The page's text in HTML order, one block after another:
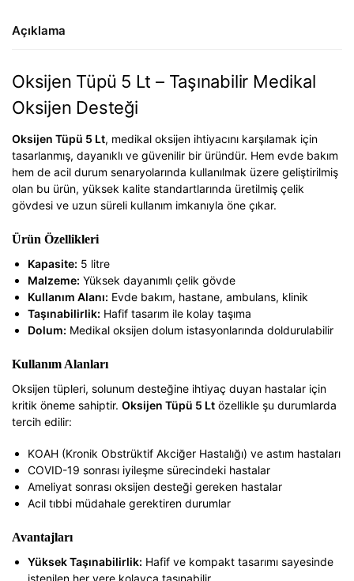
Açıklama
Oksijen Tüpü 5 Lt – Taşınabilir Medikal
Oksijen Desteği
Oksijen Tüpü 5 Lt, medikal oksijen ihtiyacını karşılamak için
tasarlanmış, dayanıklı ve güvenilir bir üründür. Hem evde bakım
hem de acil durum senaryolarında kullanılmak üzere geliştirilmiş
olan bu ürün, yüksek kalite standartlarında üretilmiş çelik
gövdesi ve uzun süreli kullanım imkanıyla öne çıkar.
Ürün Özellikleri
Kapasite: 5 litre
Malzeme: Yüksek dayanımlı çelik gövde
Kullanım Alanı: Evde bakım, hastane, ambulans, klinik
Taşınabilirlik: Hafif tasarım ile kolay taşıma
Dolum: Medikal oksijen dolum istasyonlarında doldurulabilir
Kullanım Alanları
Oksijen tüpleri, solunum desteğine ihtiyaç duyan hastalar için
kritik öneme sahiptir. Oksijen Tüpü 5 Lt özellikle şu durumlarda
tercih edilir:
KOAH (Kronik Obstrüktif Akciğer Hastalığı) ve astım hastaları
COVID-19 sonrası iyileşme sürecindeki hastalar
Ameliyat sonrası oksijen desteği gereken hastalar
Acil tıbbi müdahale gerektiren durumlar
Avantajları
Yüksek Taşınabilirlik: Hafif ve kompakt tasarımı sayesinde